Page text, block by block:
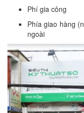
Phí gia công
Phía giao hàng
ngoài